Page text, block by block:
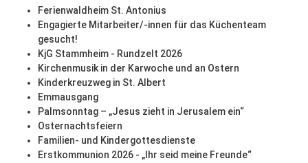
Ferienwaldheim St. Antonius
Engagierte Mitarbeiter/-innen für das Küchenteam
gesucht!
KjG Stammheim - Rundzelt 2026
Kirchenmusik in der Karwoche und an Ostern
Kinderkreuzweg in St. Albert
Emmausgang
Palmsonntag – „Jesus zieht in Jerusalem ein“
Osternachtsfeiern
Familien- und Kindergottesdienste
Erstkommunion 2026 - „Ihr seid meine Freunde“